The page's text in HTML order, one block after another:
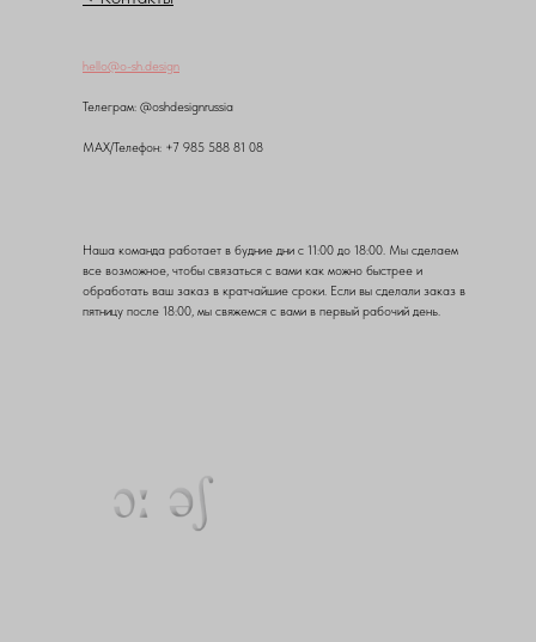
hello@o-sh.design
Teлеграм: @oshdesignrussia
MAX/Телефон: +7 985 588 81 08
Наша команда работает в будние дни с 11:00 до 18:00. Мы сделаем
все возможное, чтобы связаться с вами как можно быстрее и
обработать ваш заказ в кратчайшие сроки. Если вы сделали заказ в
пятницу после 18:00, мы свяжемся с вами в первый рабочий день.